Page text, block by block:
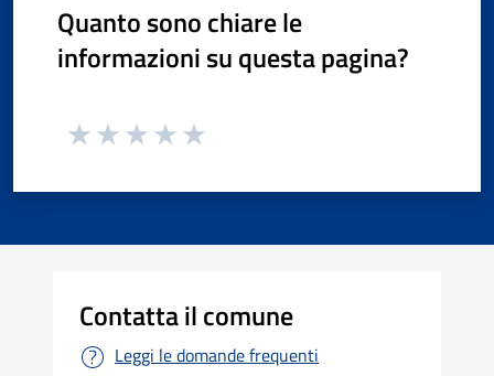
Quanto sono chiare le
informazioni su questa pagina?
Contatta il comune
Leggi le domande frequenti